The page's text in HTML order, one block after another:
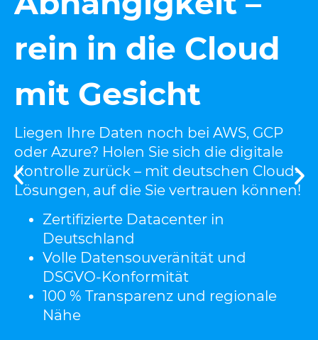
rein in die Cloud
mit Gesicht
Liegen Ihre Daten noch bei AWS, GCP
oder Azure? Holen Sie sich die digitale
Kontrolle zurück – mit deutschen Cloud-
Lösungen, auf die Sie vertrauen können!
Zertifizierte Datacenter in
Deutschland
Volle Datensouveränität und
DSGVO-Konformität
100 % Transparenz und regionale
Nähe